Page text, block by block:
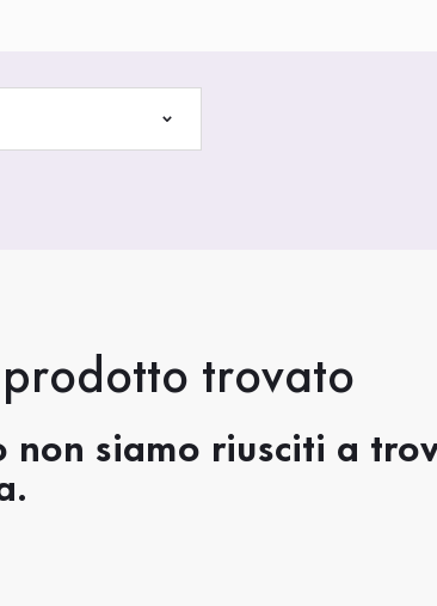
prodotto trovato
non siamo riusciti a